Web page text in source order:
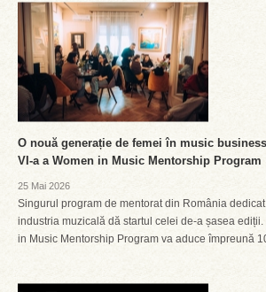
O nouă generație de femei în music
VI-a a Women in Music Mentorship Program
25 Mai 2026
Singurul program de mentorat din România
industria muzicală dă startul celei de-a șasea
in Music Mentorship Program va aduce împreună